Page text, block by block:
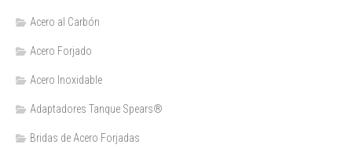
Acero al Carbón
Acero Forjado
Acero Inoxidable
Adaptadores Tanque Spears®
Bridas de Acero Forjadas